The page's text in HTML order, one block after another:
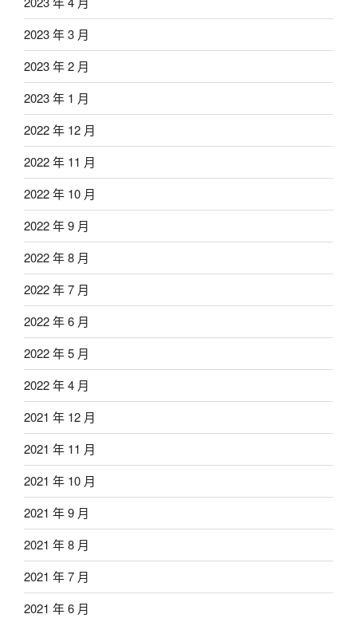
2023 年 3 月
2023 年 2 月
2023 年 1 月
2022 年 12 月
2022 年 11 月
2022 年 10 月
2022 年 9 月
2022 年 8 月
2022 年 7 月
2022 年 6 月
2022 年 5 月
2022 年 4 月
2021 年 12 月
2021 年 11 月
2021 年 10 月
2021 年 9 月
2021 年 8 月
2021 年 7 月
2021 年 6 月